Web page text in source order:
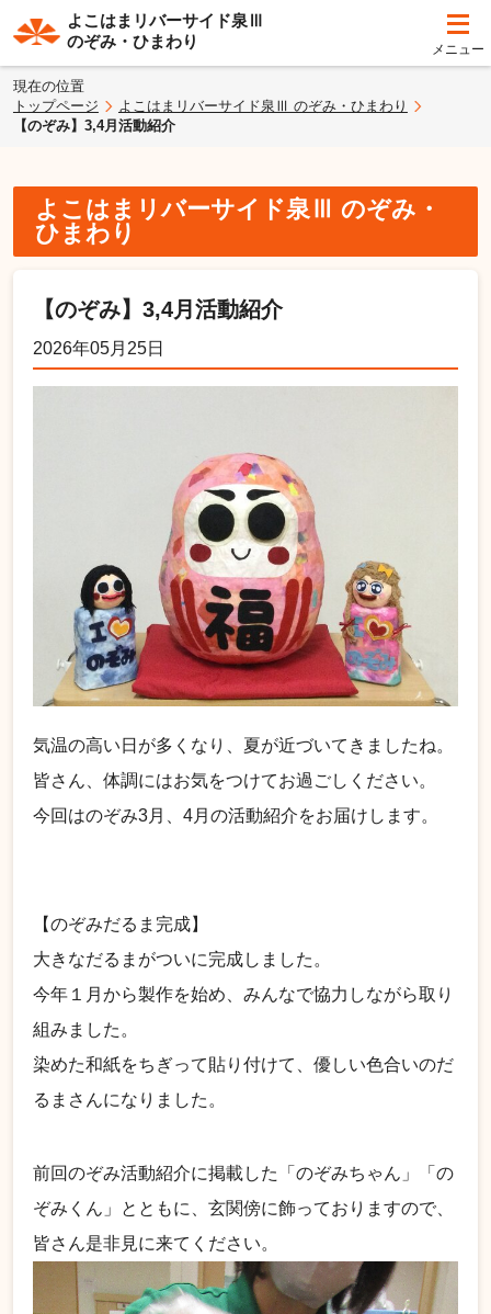
よこはまリバーサイド泉Ⅲ
のぞみ・ひまわり
現在の位置
トップページ
よこはまリバーサイド泉Ⅲ のぞみ・ひまわり
【のぞみ】3,4月活動紹介
よこはまリバーサイド泉Ⅲ のぞみ・
ひまわり
【のぞみ】3,4月活動紹介
2026年05月25日
気温の高い日が多くなり、夏が近づいてきましたね。
皆さん、体調にはお気をつけてお過ごしください。
今回はのぞみ3月、4月の活動紹介をお届けします。
【のぞみだるま完成】
大きなだるまがついに完成しました。
今年１月から製作を始め、みんなで協力しながら取り
組みました。
染めた和紙をちぎって貼り付けて、優しい色合いのだ
るまさんになりました。
前回のぞみ活動紹介に掲載した「のぞみちゃん」「の
ぞみくん」とともに、玄関傍に飾っておりますので、
皆さん是非見に来てください。